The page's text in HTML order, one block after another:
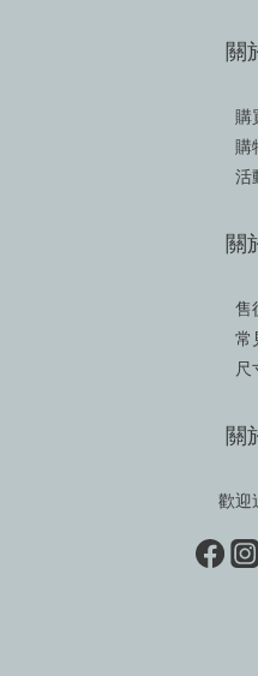
關
購
購
活
關
售
常
尺
關
歡迎